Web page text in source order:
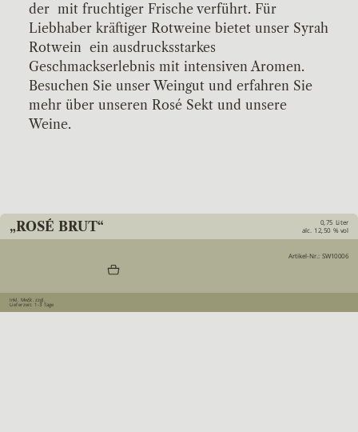
der mit fruchtiger Frische verführt. Für
Liebhaber kräftiger Rotweine bietet unser Syrah
Rotwein ein ausdrucksstarkes
Geschmackserlebnis mit intensiven Aromen.
Besuchen Sie unser Weingut und erfahren Sie
mehr über unseren Rosé Sekt und unsere
Weine.
„ROSÉ BRUT“
0,75 Liter
alc. 12,50 % vol
Artikel-Nr.: SW10006
Inkl. MwSt.zzgl.
Lieferzeit: 1-3 Tage